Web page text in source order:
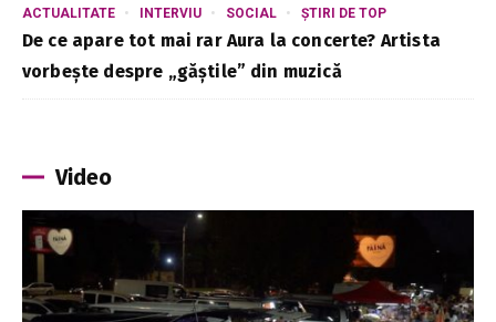
ACTUALITATE INTERVIU SOCIAL ȘTIRI DE TOP
De ce apare tot mai rar Aura la concerte? Artista
vorbește despre „găștile” din muzică
Video